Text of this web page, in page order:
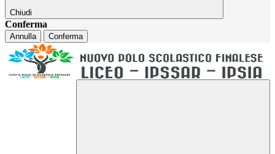
Chiudi
Conferma
Annulla Conferma